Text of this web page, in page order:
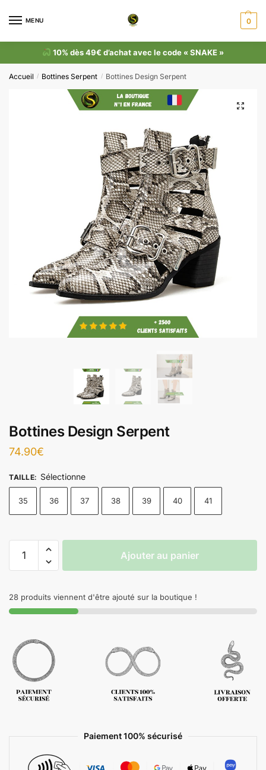
MENU 0
10% dès 49€ d’achat avec le code « SNAKE »
Accueil / Bottines Serpent / Bottines Design Serpent
Bottines Design Serpent
74.90€
TAILLE: Sélectionne
35 36 37 38 39 40 41
Ajouter au panier
28 produits viennent d'être ajouté sur la boutique !
Paiement 100% sécurisé